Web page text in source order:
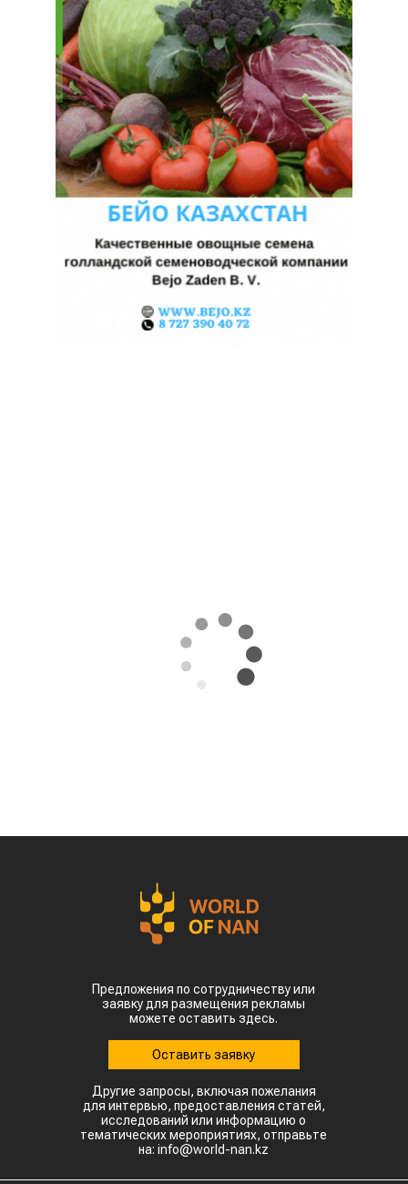
Предложения по сотрудничеству или
заявку для размещения рекламы
можете оставить здесь.
Оставить заявку
Другие запросы, включая пожелания
для интервью, предоставления статей,
исследований или информацию о
тематических мероприятиях, отправьте
на: info@world-nan.kz